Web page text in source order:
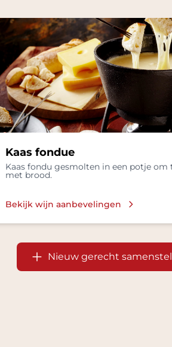
Kaas fondue
Kaas fondu gesmolten in een potje om
met brood.
Bekijk wijn aanbevelingen
Nieuw gerecht